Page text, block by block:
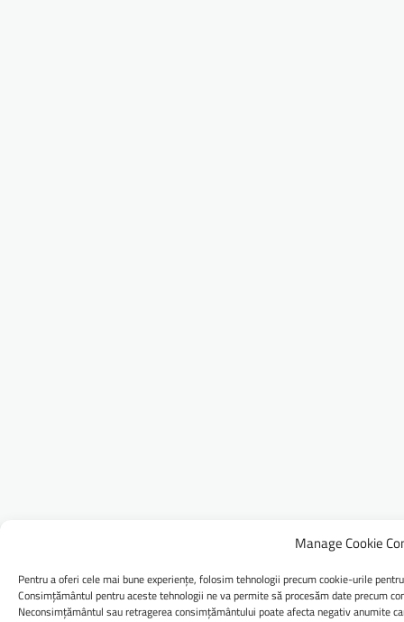
Manage Cookie
Pentru a oferi cele mai bune experiențe, folosim tehnologii precum cookie-urile
Consimțământul pentru aceste tehnologii ne va permite să procesăm date precum
Neconsimțământul sau retragerea consimțământului poate afecta negativ anumite